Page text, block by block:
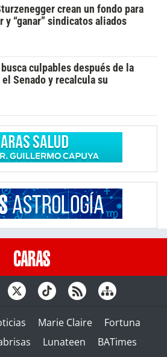
crean un fondo para
y “ganar” sindicatos aliados
busca culpables después de la
Senado y recalcula su
Marie Claire
Fortuna
Lunateen BATimes